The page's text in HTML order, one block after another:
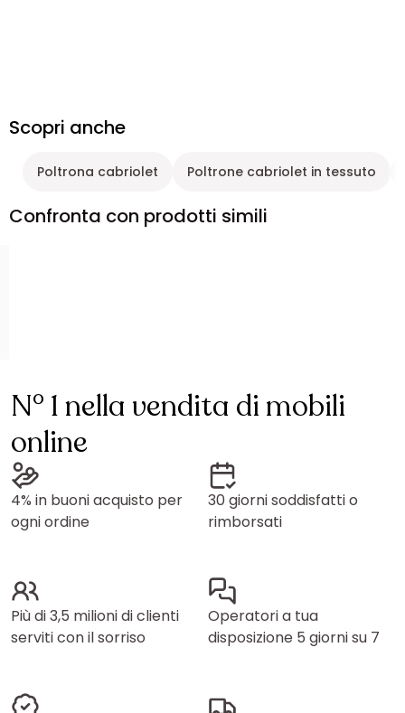
Scopri anche
Poltrona cabriolet Poltrone cabriolet in tessuto
Confronta con prodotti simili
N° 1 nella vendita di mobili
online
4% in buoni acquisto per
ogni ordine
30 giorni soddisfatti o
rimborsati
Più di 3,5 milioni di clienti
serviti con il sorriso
Operatori a tua
disposizione 5 giorni su 7